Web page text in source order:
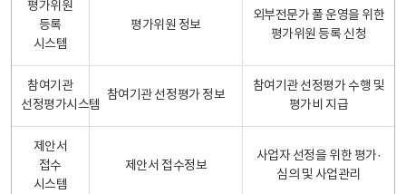
평가위원
등록
시스템
평가위원 정보
외부전문가 풀 운영을 위한
평가위원 등록 신청
참여기관
선정평가시스템
참여기관 선정평가 정보
참여기관 선정평가 수행 및
평가비 지급
제안서
접수
시스템
제안서 접수정보
사업자 선정을 위한 평가·
심의 및 사업관리